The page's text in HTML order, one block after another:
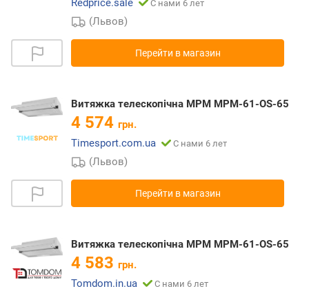
Redprice.sale
С нами 6 лет
(Львов)
Перейти в магазин
Витяжка телескопічна MPM MPM-61-OS-65
4 574 грн.
Timesport.com.ua
С нами 6 лет
(Львов)
Перейти в магазин
Витяжка телескопічна MPM MPM-61-OS-65
4 583 грн.
Tomdom.in.ua
С нами 6 лет